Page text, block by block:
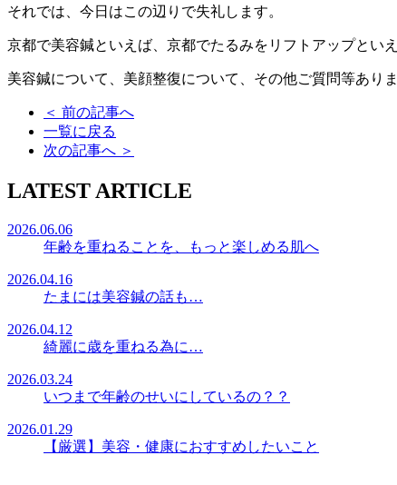
それでは、今日はこの辺りで失礼します。
京都で美容鍼といえば、京都でたるみをリフトアップとい
美容鍼について、美顔整復について、その他ご質問等あり
＜ 前の記事へ
一覧に戻る
次の記事へ ＞
LATEST ARTICLE
2026.06.06
年齢を重ねることを、もっと楽しめる肌へ
2026.04.16
たまには美容鍼の話も…
2026.04.12
綺麗に歳を重ねる為に…
2026.03.24
いつまで年齢のせいにしているの？？
2026.01.29
【厳選】美容・健康におすすめしたいこと